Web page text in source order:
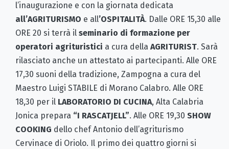
l’inaugurazione e con la giornata dedicata
all’AGRITURISMO e all’OSPITALITÀ. Dalle ORE 15,30 alle
ORE 20 si terrà il seminario di formazione per
operatori agrituristici a cura della AGRITURIST. Sarà
rilasciato anche un attestato ai partecipanti. Alle ORE
17,30 suoni della tradizione, Zampogna a cura del
Maestro Luigi STABILE di Morano Calabro. Alle ORE
18,30 per il LABORATORIO DI CUCINA, Alta Calabria
Jonica prepara “I RASCATJELL”. Alle ORE 19,30 SHOW
COOKING dello chef Antonio dell’agriturismo
Cervinace di Oriolo. Il primo dei quattro giorni si